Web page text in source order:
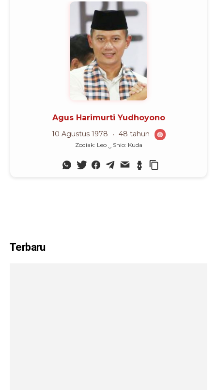
Agus Harimurti Yudhoyono
10 Agustus 1978 48 tahun 🎂
Zodiak: Leo ‿ Shio: Kuda
Terbaru